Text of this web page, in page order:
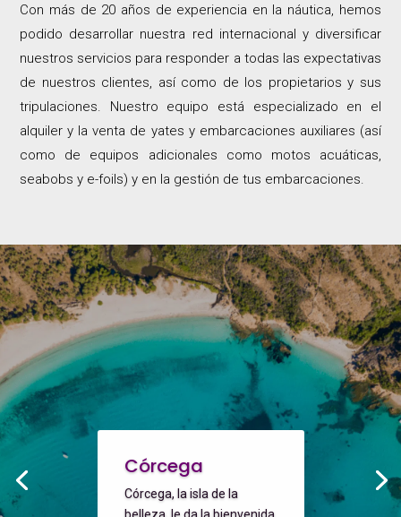
Con más de 20 años de experiencia en la náutica, hemos
podido desarrollar nuestra red internacional y diversificar
nuestros servicios para responder a todas las expectativas
de nuestros clientes, así como de los propietarios y sus
tripulaciones. Nuestro equipo está especializado en el
alquiler y la venta de yates y embarcaciones auxiliares (así
como de equipos adicionales como motos acuáticas,
seabobs y e-foils) y en la gestión de tus embarcaciones.
Córcega
Córcega, la isla de la
belleza, le da la bienvenida